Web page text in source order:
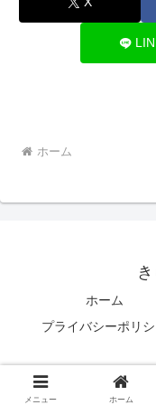
ホーム
ホーム
プライバシーポリ
©
メニュー ホーム